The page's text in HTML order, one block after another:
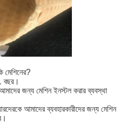
মেশিনের?
বছর।
জন্য মেশিন ইনস্টল করার ব্যবস্থা
আমাদের ব্যবহারকারীদের জন্য মেশিন